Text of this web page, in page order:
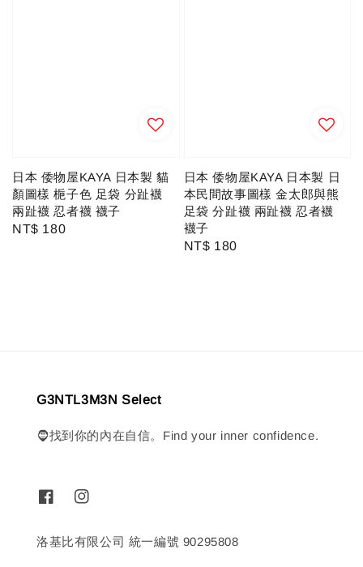
日本 倭物屋KAYA 日本製 貓
顏圖樣 梔子色 足袋 分趾襪
兩趾襪 忍者襪 襪子
Regular
NT$ 180
日本 倭物屋KAYA 日本製 日
本民間故事圖樣 金太郎與熊
足袋 分趾襪 兩趾襪 忍者襪
襪子
Regular
NT$ 180
G3NTL3M3N Select
🧔找到你的內在自信。Find your inner confidence.
洛基比有限公司 統一編號 90295808